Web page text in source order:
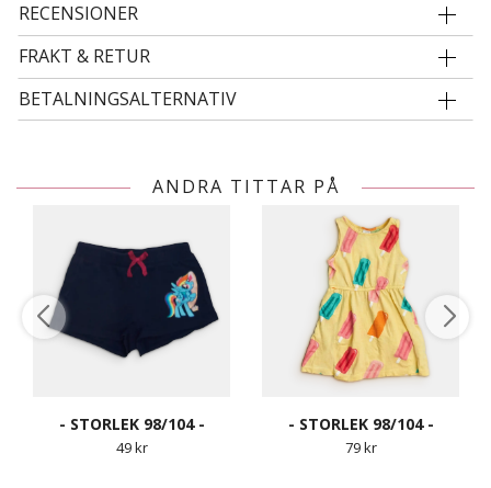
RECENSIONER
FRAKT & RETUR
BETALNINGSALTERNATIV
ANDRA TITTAR PÅ
- STORLEK 98/104 -
49 kr
- STORLEK 98/104 -
79 kr